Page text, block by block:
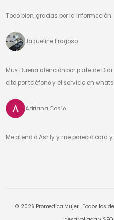
Todo bien, gracias por la información
Jaqueline Fragoso
Muy Buena atención por parte de
cita por teléfono y el servicio en
Adriana Cosìo
Me atendió Ashly y me pareció cara
© 2026 Promedica Mujer | Todos los